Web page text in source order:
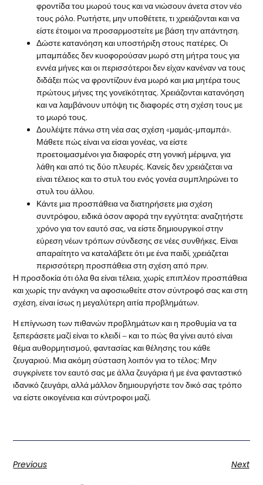
φροντίδα του μωρού τους και να νιώσουν άνετα στον νέο
τους ρόλο. Ρωτήστε, μην υποθέτετε, τι χρειάζονται και να
είστε έτοιμοι να προσαρμοστείτε με βάση την απάντηση.
Δώστε κατανόηση και υποστήριξη στους πατέρες. Οι
μπαμπάδες δεν κυοφορούσαν μωρό στη μήτρα τους για
εννέα μήνες και οι περισσότεροι δεν είχαν κανέναν να τους
διδάξει πώς να φροντίζουν ένα μωρό και μια μητέρα τους
πρώτους μήνες της γονεϊκότητας. Χρειάζονται κατανόηση
και να λαμβάνουν υπόψη τις διαφορές στη σχέση τους με
το μωρό τους.
Δουλέψτε πάνω στη νέα σας σχέση «μαμάς-μπαμπά».
Μάθετε πώς είναι να είσαι γονέας, να είστε
προετοιμασμένοι για διαφορές στη γονική μέριμνα, για
λάθη και από τις δύο πλευρές. Κανείς δεν χρειάζεται να
είναι τέλειος και το στυλ του ενός γονέα συμπληρώνει το
στυλ του άλλου.
Κάντε μια προσπάθεια να διατηρήσετε μια σχέση
συντρόφου, ειδικά όσον αφορά την εγγύτητα: αναζητήστε
χρόνο για τον εαυτό σας, να είστε δημιουργικοί στην
εύρεση νέων τρόπων σύνδεσης σε νέες συνθήκες. Είναι
απαραίτητο να καταλάβετε ότι με ένα παιδί, χρειάζεται
περισσότερη προσπάθεια στη σχέση από πριν.
Η προσδοκία ότι όλα θα είναι τέλεια, χωρίς επιπλέον προσπάθεια
και χωρίς την ανάγκη να αφοσιωθείτε στον σύντροφό σας και στη
σχέση, είναι ίσως η μεγαλύτερη αιτία προβλημάτων.
Η επίγνωση των πιθανών προβλημάτων και η προθυμία να τα
ξεπεράσετε μαζί είναι το κλειδί – και το πώς θα γίνει αυτό είναι
θέμα αυθορμητισμού, φαντασίας και θέλησης του κάθε
ζευγαριού. Μια ακόμη σύσταση λοιπόν για το τέλος: Μην
συγκρίνετε τον εαυτό σας με άλλα ζευγάρια ή με ένα φανταστικό
ιδανικό ζευγάρι, αλλά μάλλον δημιουργήστε τον δικό σας τρόπο
να είστε οικογένεια και σύντροφοι μαζί.
Previous Next